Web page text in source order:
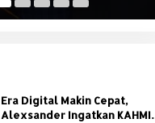
Era Digital Makin Cepat,
Alexsander Ingatkan KAHMI: